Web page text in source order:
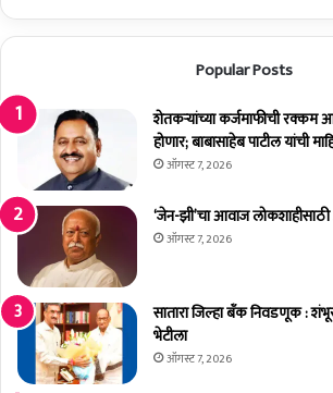
'
सा
व
ली
अ
द्भु
क्ष
ण
ले
र
ती
य
ज
सु
र
ण्या
चे
ग्र
Popular Posts
शेतकर्‍यांच्या कर्जमाफीची रक्कम
होणार; बाबासाहेब पाटील यांची
ऑगस्ट 7, 2026
‘जेन-झी’चा आवाज
ऑगस्ट 7, 2026
सातारा जिल्हा बँक निवडणूक :
भेटीला
ऑगस्ट 7, 2026